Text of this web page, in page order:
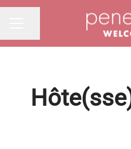
Partager la page